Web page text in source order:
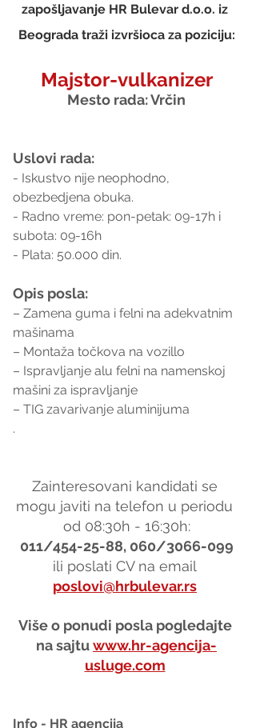
zapošljavanje HR Bulevar d.o.o. iz
Beograda traži izvršioca za poziciju:
Majstor-vulkanizer
Mesto rada: Vrčin
Uslovi rada:
- Iskustvo nije neophodno,
obezbedjena obuka.
- Radno vreme: pon-petak: 09-17h i
subota: 09-16h
- Plata: 50.000 din.
Opis posla:
– Zamena guma i felni na adekvatnim
mašinama
– Montaža točkova na vozillo
– Ispravljanje alu felni na namenskoj
mašini za ispravljanje
– TIG zavarivanje aluminijuma
.
Zainteresovani kandidati se
mogu javiti na telefon u periodu
od 08:30h - 16:30h:
011/454-25-88, 060/3066-099
ili poslati CV na email
poslovi@hrbulevar.rs
Više o ponudi posla pogledajte
na sajtu www.hr-agencija-
usluge.com
Info - HR agencija